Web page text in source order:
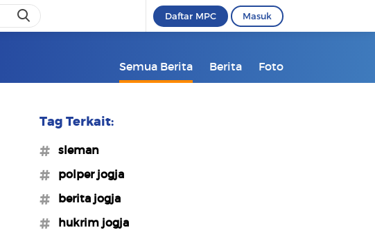
Daftar MPC Masuk
Semua Berita Berita Foto
Tag Terkait:
#sleman
#polper jogja
#berita jogja
#hukrim jogja